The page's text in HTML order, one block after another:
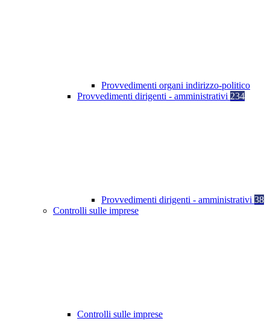
Provvedimenti organi indirizzo-politico
Provvedimenti dirigenti - amministrativi 234
Provvedimenti dirigenti - amministrativi 38
Controlli sulle imprese
Controlli sulle imprese